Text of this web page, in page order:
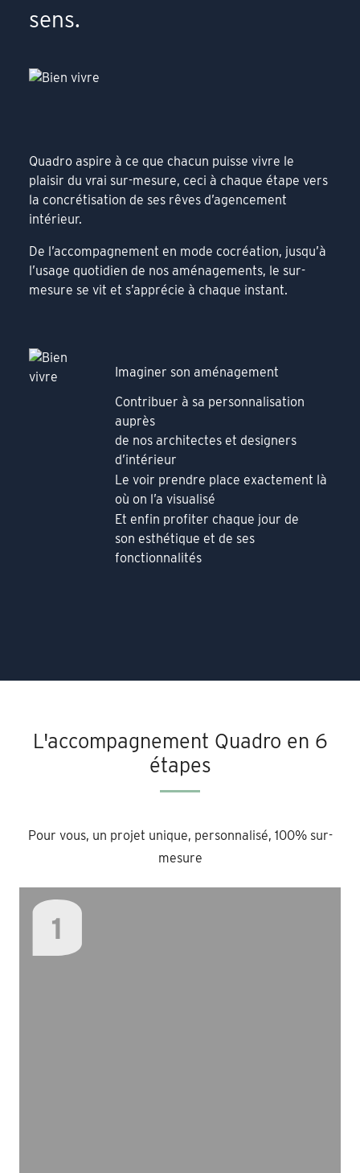
sens.
Quadro aspire à ce que chacun puisse vivre le
plaisir du vrai sur-mesure, ceci à chaque étape vers
la concrétisation de ses rêves d’agencement
intérieur.
De l’accompagnement en mode cocréation, jusqu’à
l’usage quotidien de nos aménagements, le sur-
mesure se vit et s’apprécie à chaque instant.
Imaginer son aménagement
Contribuer à sa personnalisation
auprès
de nos architectes et designers
d’intérieur
Le voir prendre place exactement là
où on l’a visualisé
Et enfin profiter chaque jour de
son esthétique et de ses
fonctionnalités
L'accompagnement Quadro en 6
étapes
Pour vous, un projet unique, personnalisé, 100% sur-
mesure